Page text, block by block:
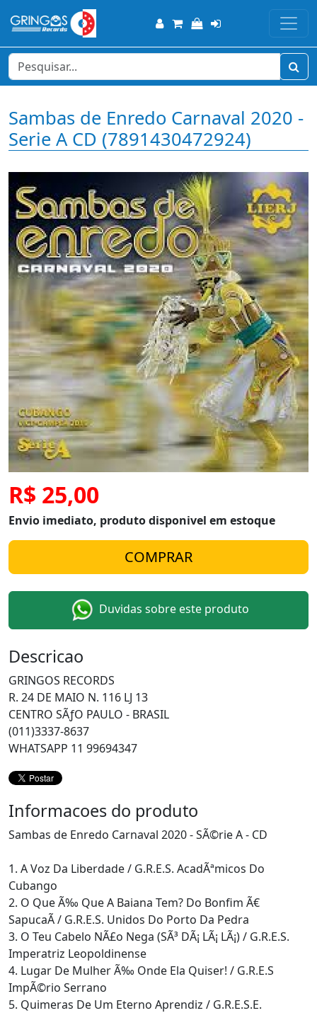
Sambas de Enredo Carnaval 2020 -
Serie A CD (7891430472924)
R$ 25,00
Envio imediato, produto disponivel em estoque
Duvidas sobre este produto
Descricao
GRINGOS RECORDS
R. 24 DE MAIO N. 116 LJ 13
CENTRO SÃƒO PAULO - BRASIL
(011)3337-8637
WHATSAPP 11 99694347
Informacoes do produto
Sambas de Enredo Carnaval 2020 - SÃ©rie A - CD
1. A Voz Da Liberdade / G.R.E.S. AcadÃªmicos Do
Cubango
2. O Que Ã‰ Que A Baiana Tem? Do Bonfim Ã€
SapucaÃ­ / G.R.E.S. Unidos Do Porto Da Pedra
3. O Teu Cabelo NÃ£o Nega (SÃ³ DÃ¡ LÃ¡ LÃ¡) / G.R.E.S.
Imperatriz Leopoldinense
4. Lugar De Mulher Ã‰ Onde Ela Quiser! / G.R.E.S
ImpÃ©rio Serrano
5. Quimeras De Um Eterno Aprendiz / G.R.E.S.E.